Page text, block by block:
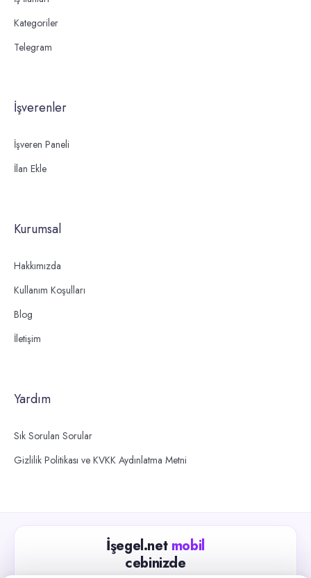
Kategoriler
Telegram
İşverenler
İşveren Paneli
İlan Ekle
Kurumsal
Hakkımızda
Kullanım Koşulları
Blog
İletişim
Yardım
Sık Sorulan Sorular
Gizlilik Politikası ve KVKK Aydınlatma Metni
İşegel.net mobil
cebinizde